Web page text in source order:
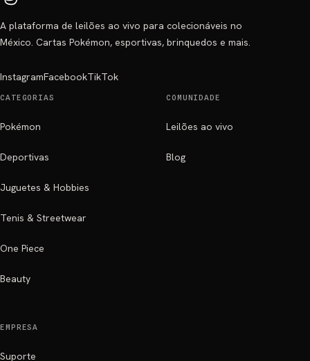
A plataforma de leilões ao vivo para colecionáveis no
México. Cartas Pokémon, esportivas, brinquedos e mais.
InstagramFacebookTikTok
CATEGORIAS
Pokémon
Deportivas
Juguetes & Hobbies
Tenis & Streetwear
One Piece
Beauty
COMUNIDADE
Leilões ao vivo
Blog
EMPRESA
Suporte